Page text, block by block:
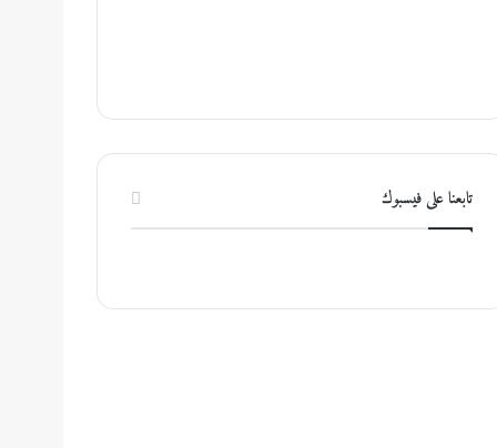
تابعنا على فيسبوك